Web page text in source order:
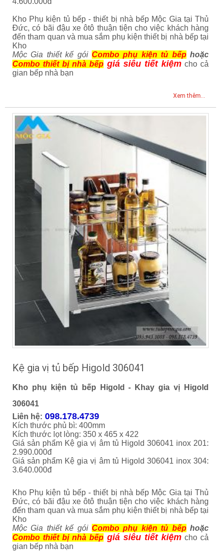
Kho Phụ kiện tủ bếp - thiết bị nhà bếp Mộc Gia tại Thủ
Đức, có bãi đậu xe ôtô thuận tiện cho việc khách hàng
đến tham quan và mua sắm phụ kiện thiết bị nhà bếp tại
Kho
Mộc Gia thiết kế gói Combo phụ kiện tủ bếphoặc
Combo thiết bị nhà bếp giá siêu tiết kiệm cho cả
gian bếp nhà bạn
Xem thêm...
Kệ gia vị tủ bếp Higold 306041
Kho phụ kiện tủ bếp Higold - Khay gia vị Higold
306041
Liên hệ: 098.178.4739
Kích thước phủ bì: 400mm
Kích thước lọt lòng: 350 x 465 x 422
Giá sản phẩm Kệ gia vị âm tủ Higold 306041 inox 201:
2.990.000đ
Giá sản phẩm Kệ gia vị âm tủ Higold 306041 inox 304:
3.640.000đ
Kho Phụ kiện tủ bếp - thiết bị nhà bếp Mộc Gia tại Thủ
Đức, có bãi đậu xe ôtô thuận tiện cho việc khách hàng
đến tham quan và mua sắm phụ kiện thiết bị nhà bếp tại
Kho
Mộc Gia thiết kế gói Combo phụ kiện tủ bếphoặc
Combo thiết bị nhà bếp giá siêu tiết kiệm cho cả
gian bếp nhà bạn